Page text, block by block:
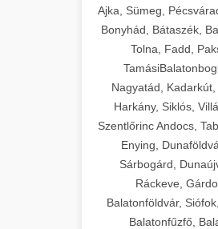
Ajka, Sümeg,
Bonyhád, Bátaszék,
Tolna, Fadd,
Nagyatád, Kadarkút,
Harkány, Siklós,
Szentlőrinc Andocs,
Enying,
Sárbogárd,
Ráckeve,
Balatonföldvár,
Balatonfűzfő,